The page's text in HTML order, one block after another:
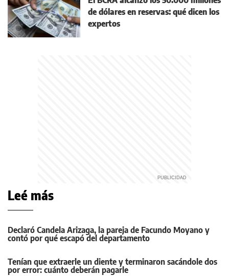
de dólares en reservas: qué dicen los
expertos
Leé más
Declaró Candela Arizaga, la pareja de Facundo Moyano y
contó por qué escapó del departamento
Tenían que extraerle un diente y terminaron sacándole dos
por error: cuánto deberán pagarle